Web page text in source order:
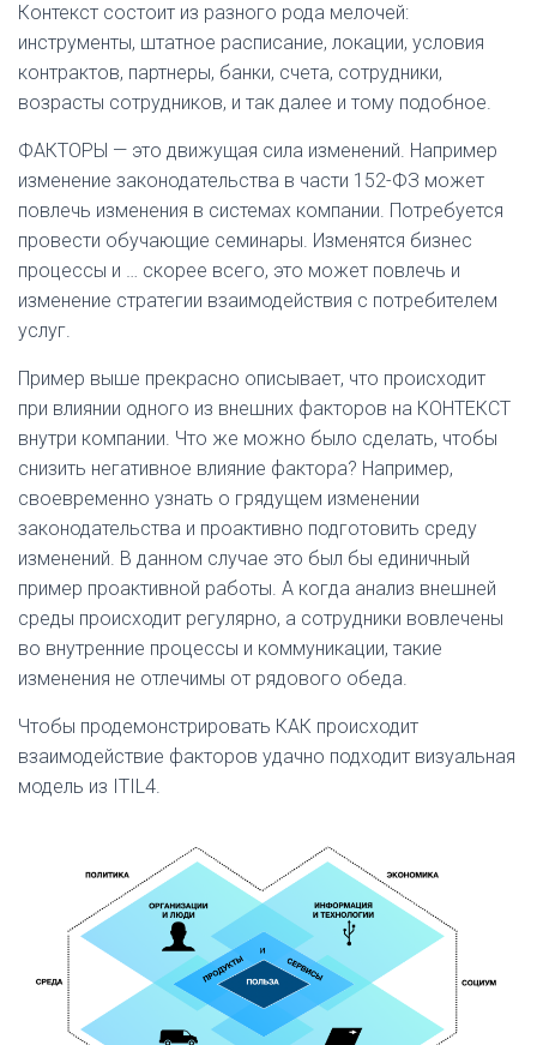
Контекст состоит из разного рода мелочей:
инструменты, штатное расписание, локации, условия
контрактов, партнеры, банки, счета, сотрудники,
возрасты сотрудников, и так далее и тому подобное.
ФАКТОРЫ — это движущая сила изменений. Например
изменение законодательства в части 152-ФЗ может
повлечь изменения в системах компании. Потребуется
провести обучающие семинары. Изменятся бизнес
процессы и … скорее всего, это может повлечь и
изменение стратегии взаимодействия с потребителем
услуг.
Пример выше прекрасно описывает, что происходит
при влиянии одного из внешних факторов на КОНТЕКСТ
внутри компании. Что же можно было сделать, чтобы
снизить негативное влияние фактора? Например,
своевременно узнать о грядущем изменении
законодательства и проактивно подготовить среду
изменений. В данном случае это был бы единичный
пример проактивной работы. А когда анализ внешней
среды происходит регулярно, а сотрудники вовлечены
во внутренние процессы и коммуникации, такие
изменения не отлечимы от рядового обеда.
Чтобы продемонстрировать КАК происходит
взаимодействие факторов удачно подходит визуальная
модель из ITIL4.